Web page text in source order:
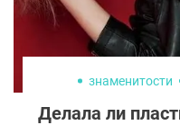
знаменитости
Делала ли